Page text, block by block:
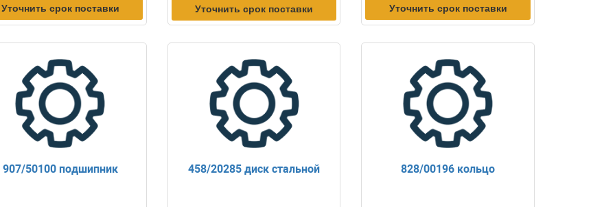
Уточнить срок поставки Уточнить срок поставки Уточнить срок поставки
907/50100 подшипник 458/20285 диск стальной 828/00196 кольцо